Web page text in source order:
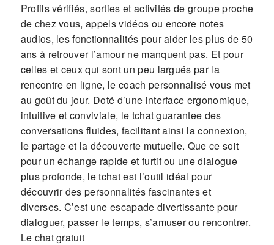
Profils vérifiés, sorties et activités de groupe proche
de chez vous, appels vidéos ou encore notes
audios, les fonctionnalités pour aider les plus de 50
ans à retrouver l’amour ne manquent pas. Et pour
celles et ceux qui sont un peu largués par la
rencontre en ligne, le coach personnalisé vous met
au goût du jour. Doté d’une interface ergonomique,
intuitive et conviviale, le tchat guarantee des
conversations fluides, facilitant ainsi la connexion,
le partage et la découverte mutuelle. Que ce soit
pour un échange rapide et furtif ou une dialogue
plus profonde, le tchat est l’outil idéal pour
découvrir des personnalités fascinantes et
diverses. C’est une escapade divertissante pour
dialoguer, passer le temps, s’amuser ou rencontrer.
Le chat gratuit